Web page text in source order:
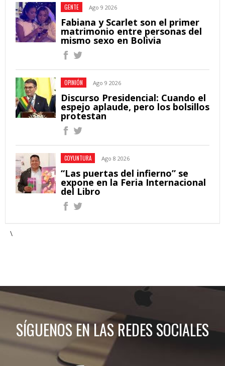
GENTE Ago 9 2026
Fabiana y Scarlet son el primer
matrimonio entre personas del
mismo sexo en Bolivia
OPINIÓN Ago 9 2026
Discurso Presidencial: Cuando el
espejo aplaude, pero los bolsillos
protestan
COYUNTURA Ago 8 2026
“Las puertas del infierno” se
expone en la Feria Internacional
del Libro
\
SÍGUENOS EN LAS REDES SOCIALES